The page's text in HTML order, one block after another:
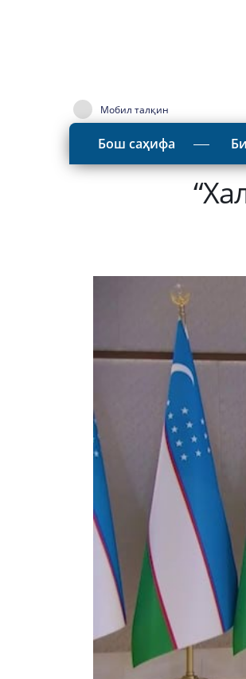
Мобил талқин
Бош саҳифа